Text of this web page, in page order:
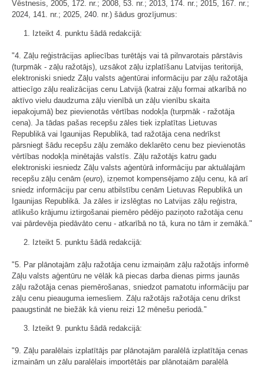
Vēstnesis, 2005, 172. nr.; 2008, 53. nr.; 2013, 174. nr.; 2015, 167. nr.;
2024, 141. nr.; 2025, 240. nr.) šādus grozījumus:
1. Izteikt 4. punktu šādā redakcijā:
"4. Zāļu reģistrācijas apliecības turētājs vai tā pilnvarotais pārstāvis
(turpmāk - zāļu ražotājs), uzsākot zāļu izplatīšanu Latvijas teritorijā,
elektroniski sniedz Zāļu valsts aģentūrai informāciju par zāļu ražotāja
attiecīgo zāļu realizācijas cenu Latvijā (katrai zāļu formai atkarībā no
aktīvo vielu daudzuma zāļu vienībā un zāļu vienību skaita
iepakojumā) bez pievienotās vērtības nodokļa (turpmāk - ražotāja
cena). Ja tādas pašas recepšu zāles tiek izplatītas Lietuvas
Republikā vai Igaunijas Republikā, tad ražotāja cena nedrīkst
pārsniegt šādu recepšu zāļu zemāko deklarēto cenu bez pievienotās
vērtības nodokļa minētajās valstīs. Zāļu ražotājs katru gadu
elektroniski iesniedz Zāļu valsts aģentūrā informāciju par aktuālajām
recepšu zāļu cenām (euro), izņemot kompensējamo zāļu cenu, kā arī
sniedz informāciju par cenu atbilstību cenām Lietuvas Republikā un
Igaunijas Republikā. Ja zāles ir izslēgtas no Latvijas zāļu reģistra,
atlikušo krājumu iztirgošanai piemēro pēdējo paziņoto ražotāja cenu
vai pārdevēja piedāvāto cenu - atkarībā no tā, kura no tām ir zemākā."
2. Izteikt 5. punktu šādā redakcijā:
"5. Par plānotajām zāļu ražotāja cenu izmaiņām zāļu ražotājs informē
Zāļu valsts aģentūru ne vēlāk kā piecas darba dienas pirms jaunās
zāļu ražotāja cenas piemērošanas, sniedzot pamatotu informāciju par
zāļu cenu pieauguma iemesliem. Zāļu ražotājs ražotāja cenu drīkst
paaugstināt ne biežāk kā vienu reizi 12 mēnešu periodā."
3. Izteikt 9. punktu šādā redakcijā:
"9. Zāļu paralēlais izplatītājs par plānotajām paralēlā izplatītāja cenas
izmaiņām un zāļu paralēlais importētājs par plānotajām paralēlā